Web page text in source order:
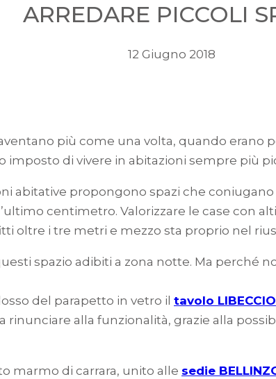
ARREDARE PICCOLI
12 Giugno 2018
più come una volta, quando erano
di vivere in abitazioni sempre più
abitative propongono spazi che
centimetro. Valorizzare le case con
oltre i tre metri e mezzo sta proprio nel
spazio adibiti a zona notte. Ma perché
del parapetto in vetro il tavolo LIBECCIO
rinunciare alla funzionalità, grazie alla
marmo di carrara, unito alle sedie